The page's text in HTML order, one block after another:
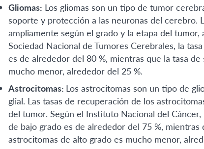
Gliomas: Los gliomas son un tipo de tumor
soporte y protección a las neuronas del cerebro.
ampliamente según el grado y la etapa del
Sociedad Nacional de Tumores Cerebrales, la
es de alrededor del 80 %, mientras que la tasa
mucho menor, alrededor del 25 %.
Astrocitomas: Los astrocitomas son un tipo de
glial. Las tasas de recuperación de los
del tumor. Según el Instituto Nacional del
de bajo grado es de alrededor del 75 %,
astrocitomas de alto grado es mucho menor,